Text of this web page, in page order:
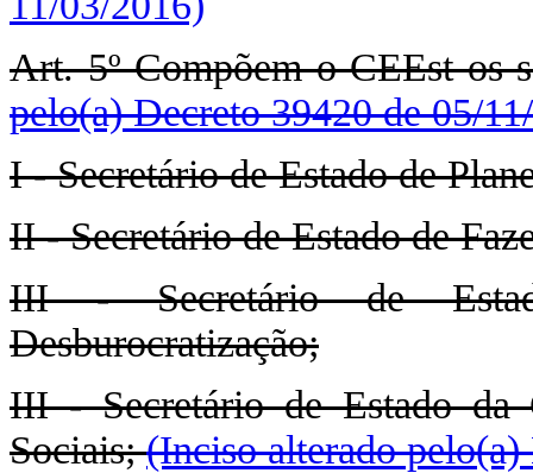
Art. 5º Compõem o CEEst os
pelo(a) Decreto 39420 de 05/
I - Secretário de Estado de
II - Secretário de Estado de
III - Secretário de
Desburocratização;
III - Secretário de Estado da
Sociais;(Inciso alterado